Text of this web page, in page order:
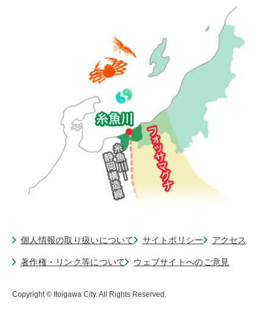
個人情報の取り扱いについて サイトポリシー アクセス
著作権・リンク等について ウェブサイトへのご意見
Copyright © Itoigawa City. All Rights Reserved.